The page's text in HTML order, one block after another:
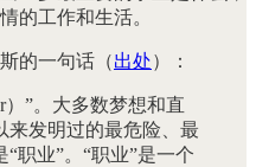
的工作和生活。
的一句话（出处）：
）”。大多数梦想和直
来发明过的最危险、最
职业”。“职业”是一个